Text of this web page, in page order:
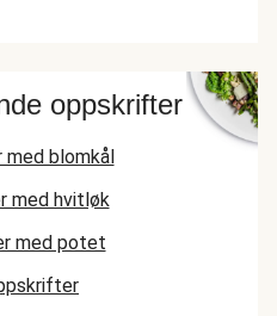
oppskrifter
blomkål
med hvitløk
med potet